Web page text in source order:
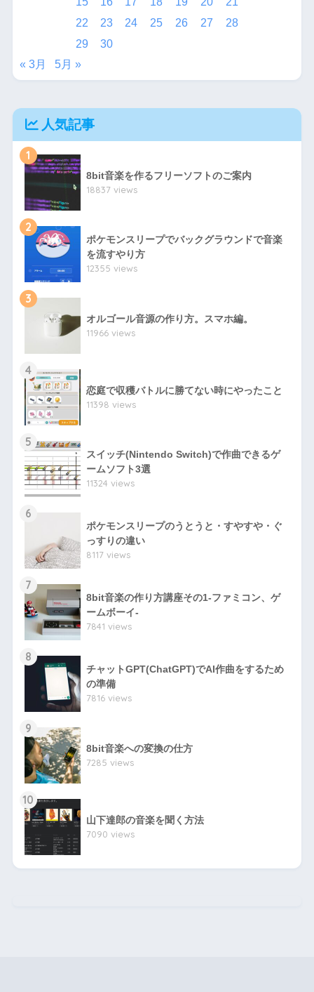
22
23 24 25 26 27
28
29
30
« 3月
5月 »
人気記事
1
8bit音楽を作るフリーソフトのご案内
18837 views
2
ポケモンスリープでバックグラウンドで音楽
を流すやり方
12355 views
3
オルゴール音源の作り方。スマホ編。
11966 views
4
恋庭で収穫バトルに勝てない時にやったこと
11398 views
5
スイッチ(Nintendo Switch)で作曲できるゲ
ームソフト3選
11324 views
6
ポケモンスリープのうとうと・すやすや・ぐ
っすりの違い
8117 views
7
8bit音楽の作り方講座その1-ファミコン、ゲ
ームボーイ-
7841 views
8
チャットGPT(ChatGPT)でAI作曲をするため
の準備
7816 views
9
8bit音楽への変換の仕方
7285 views
10
山下達郎の音楽を聞く方法
7090 views